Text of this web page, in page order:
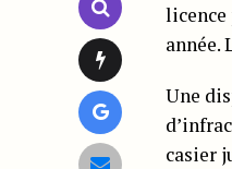
licence
année.
Une
casier